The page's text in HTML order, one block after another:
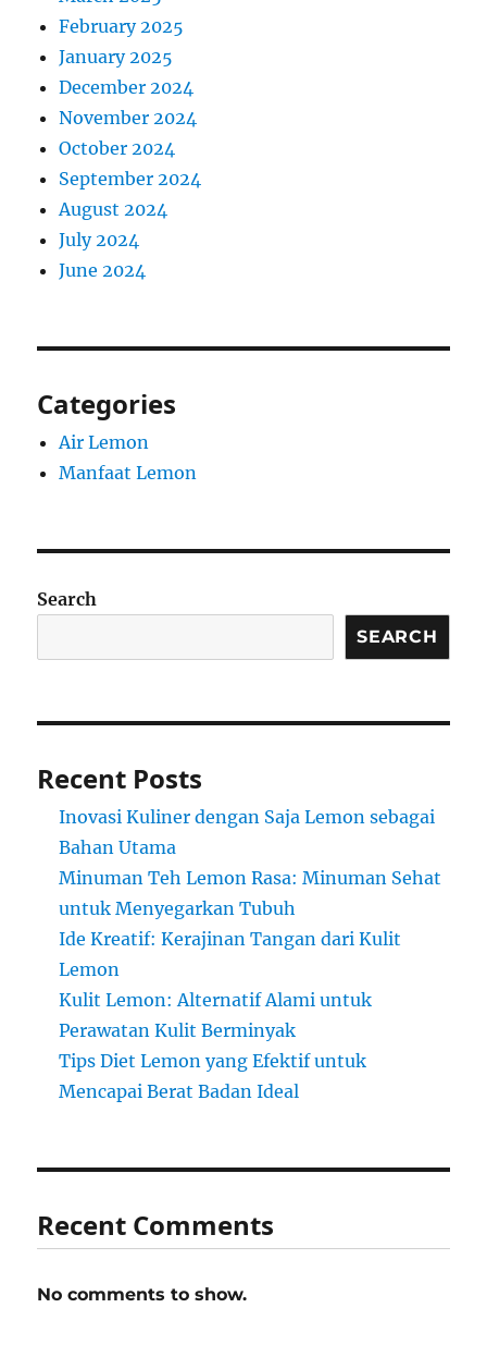
February 2025
January 2025
December 2024
November 2024
October 2024
September 2024
August 2024
July 2024
June 2024
Categories
Air Lemon
Manfaat Lemon
Search
SEARCH
Recent Posts
Inovasi Kuliner dengan Saja Lemon sebagai
Bahan Utama
Minuman Teh Lemon Rasa: Minuman Sehat
untuk Menyegarkan Tubuh
Ide Kreatif: Kerajinan Tangan dari Kulit
Lemon
Kulit Lemon: Alternatif Alami untuk
Perawatan Kulit Berminyak
Tips Diet Lemon yang Efektif untuk
Mencapai Berat Badan Ideal
Recent Comments
No comments to show.